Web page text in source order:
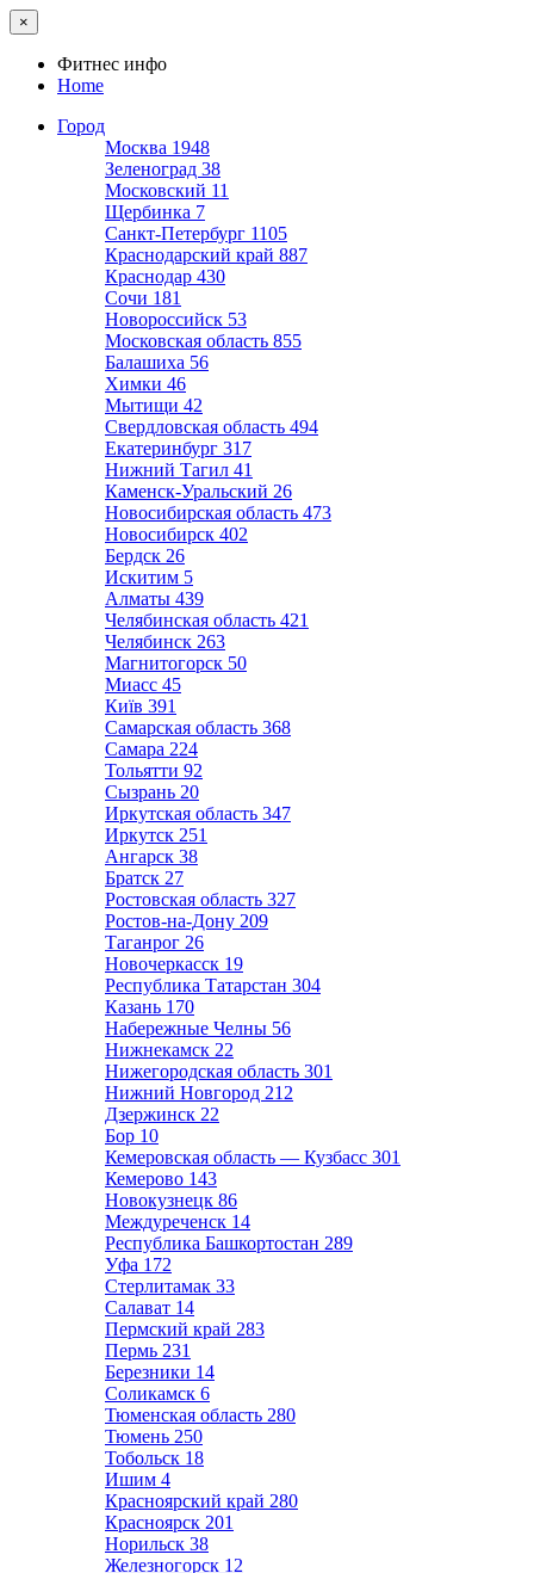
×
Фитнес инфо
Home
Город
Москва 1948
Зеленоград 38
Московский 11
Щербинка 7
Санкт-Петербург 1105
Краснодарский край 887
Краснодар 430
Сочи 181
Новороссийск 53
Московская область 855
Балашиха 56
Химки 46
Мытищи 42
Свердловская область 494
Екатеринбург 317
Нижний Тагил 41
Каменск-Уральский 26
Новосибирская область 473
Новосибирск 402
Бердск 26
Искитим 5
Алматы 439
Челябинская область 421
Челябинск 263
Магнитогорск 50
Миасс 45
Київ 391
Самарская область 368
Самара 224
Тольятти 92
Сызрань 20
Иркутская область 347
Иркутск 251
Ангарск 38
Братск 27
Ростовская область 327
Ростов-на-Дону 209
Таганрог 26
Новочеркасск 19
Республика Татарстан 304
Казань 170
Набережные Челны 56
Нижнекамск 22
Нижегородская область 301
Нижний Новгород 212
Дзержинск 22
Бор 10
Кемеровская область — Кузбасс 301
Кемерово 143
Новокузнецк 86
Междуреченск 14
Республика Башкортостан 289
Уфа 172
Стерлитамак 33
Салават 14
Пермский край 283
Пермь 231
Березники 14
Соликамск 6
Тюменская область 280
Тюмень 250
Тобольск 18
Ишим 4
Красноярский край 280
Красноярск 201
Норильск 38
Железногорск 12